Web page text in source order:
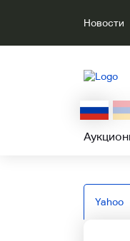
Новости
Yahoo